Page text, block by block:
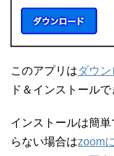
このアプリはダウ
ド＆インストールで
インストールは簡
らない場合はzoom